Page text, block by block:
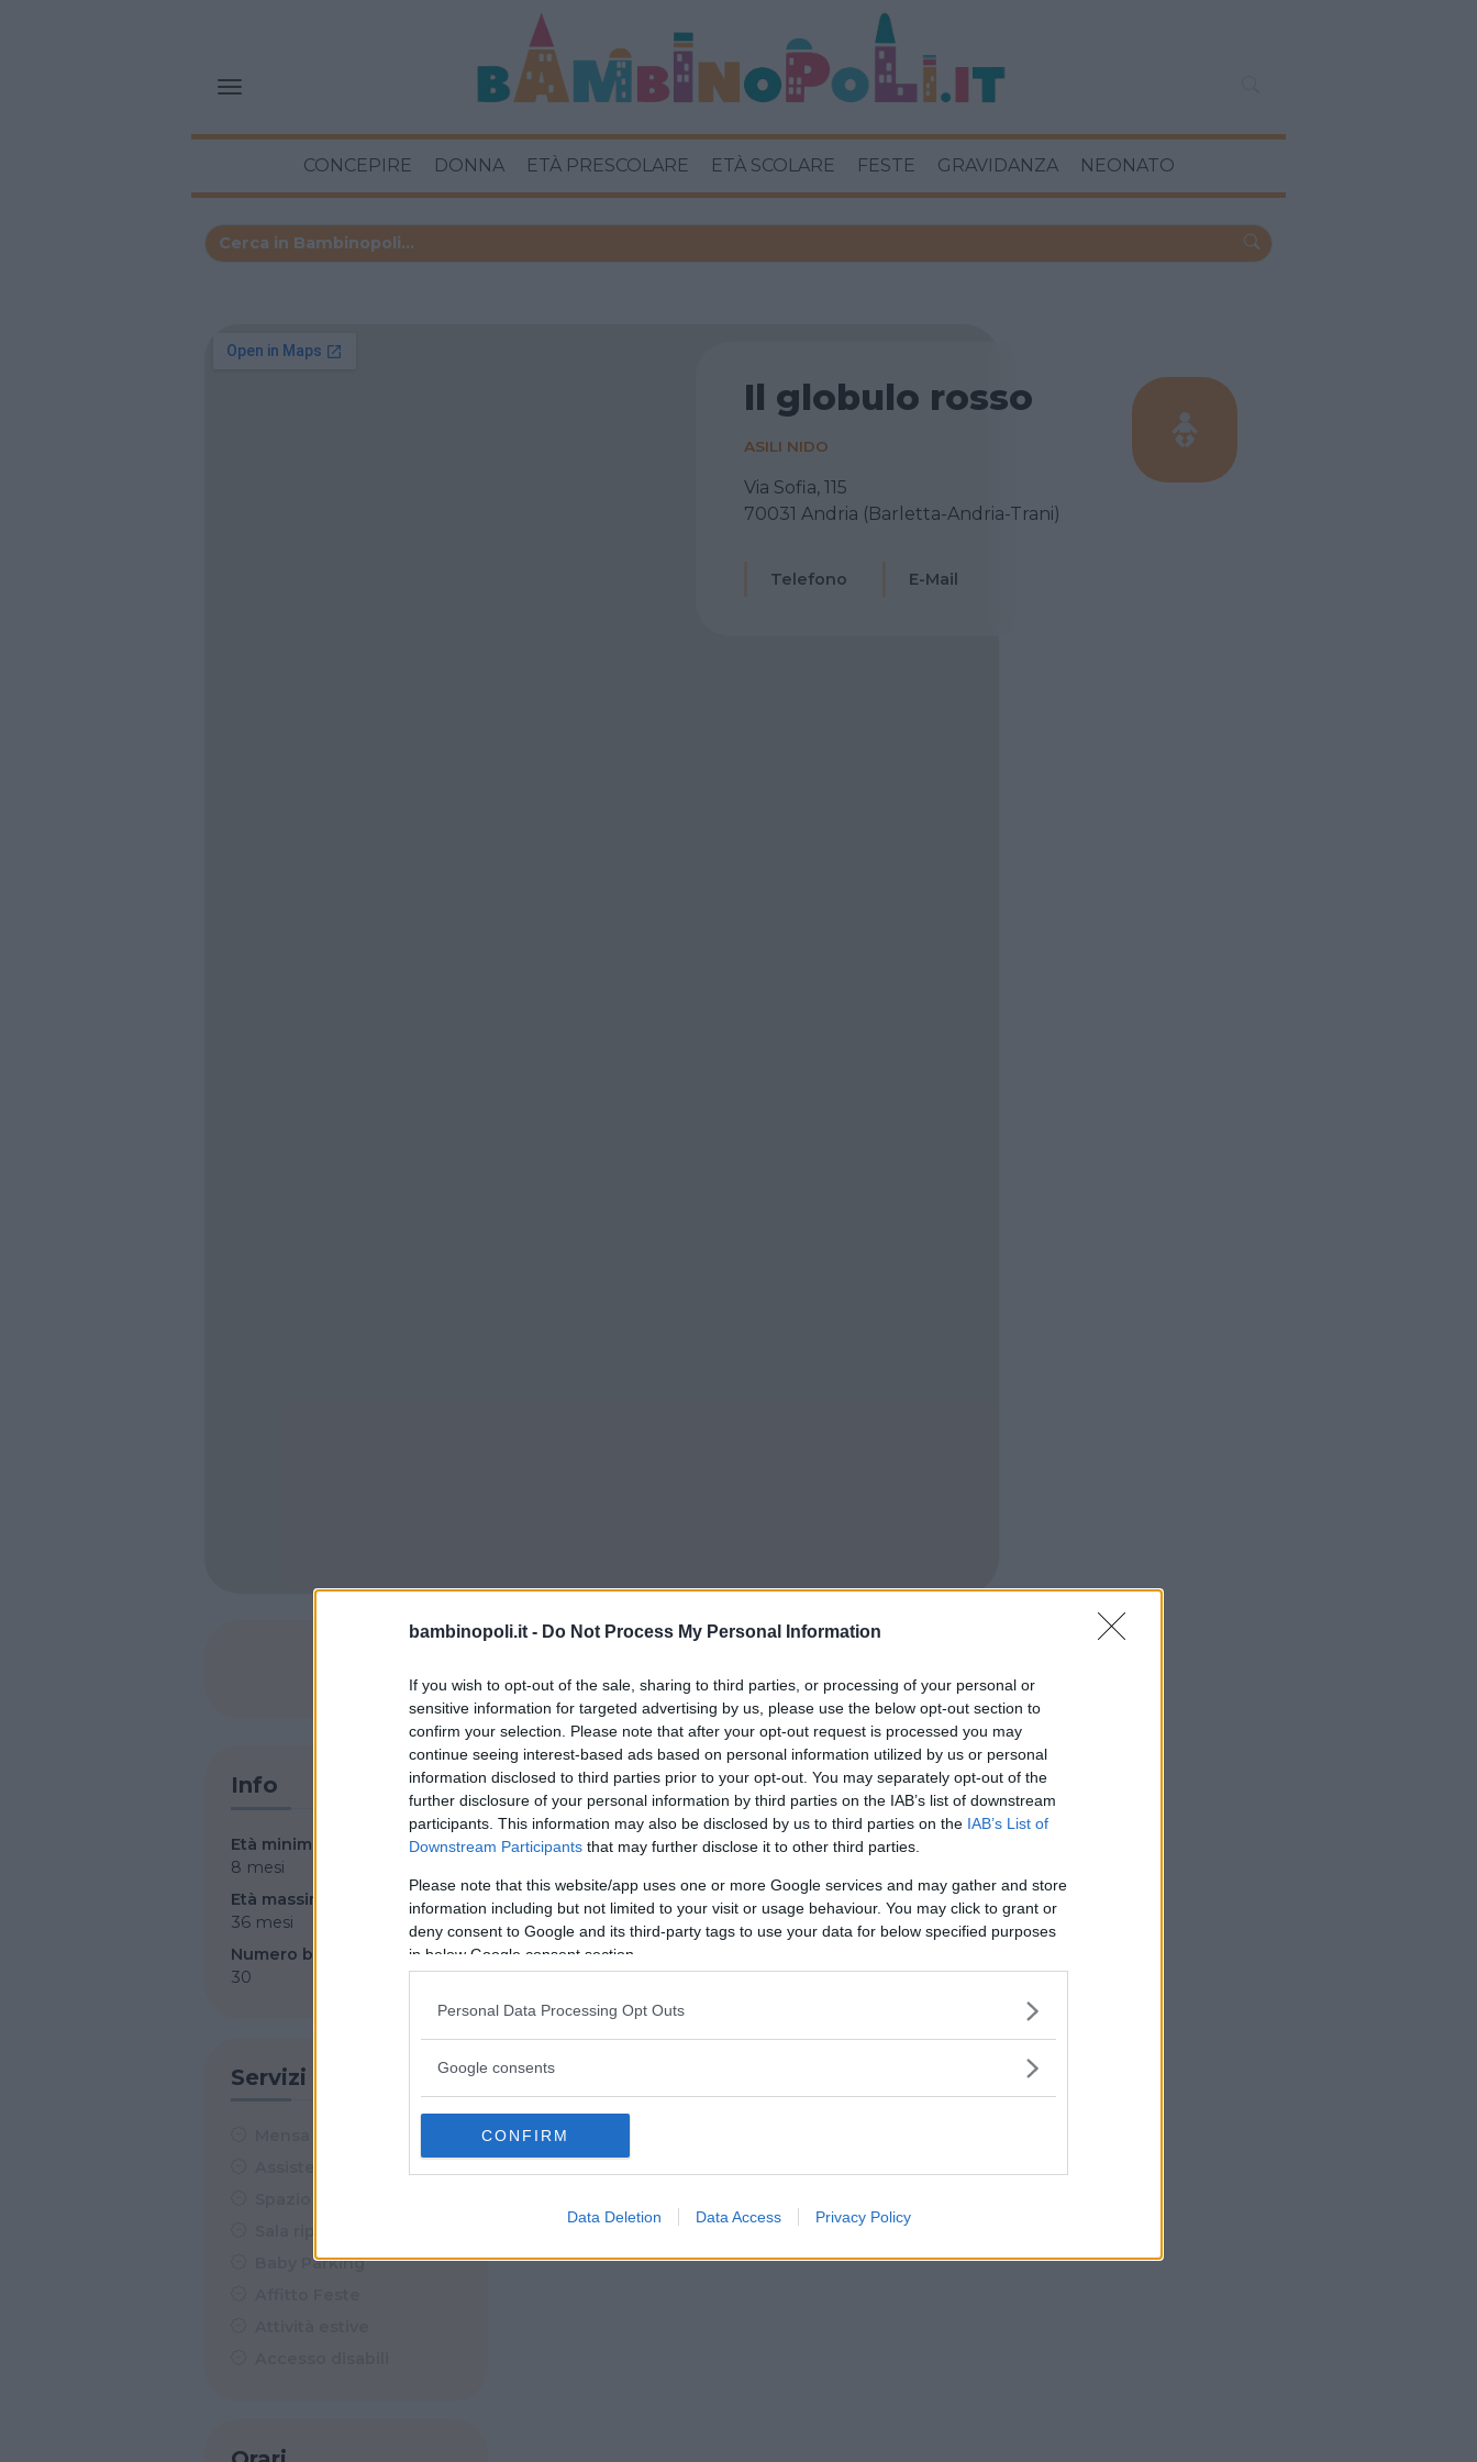
bambinopoli.it - Do Not Process My Personal Information
If you wish to opt-out of the sale, sharing to third parties, or processing of your personal or
sensitive information for targeted advertising by us, please use the below opt-out section to
confirm your selection. Please note that after your opt-out request is processed you may
continue seeing interest-based ads based on personal information utilized by us or personal
information disclosed to third parties prior to your opt-out. You may separately opt-out of the
further disclosure of your personal information by third parties on the IAB’s list of downstream
participants. This information may also be disclosed by us to third parties on the IAB’s List of
Downstream Participants that may further disclose it to other third parties.
Please note that this website/app uses one or more Google services and may gather and store
information including but not limited to your visit or usage behaviour. You may click to grant or
deny consent to Google and its third-party tags to use your data for below specified purposes
in below Google consent section.
Personal Data Processing Opt Outs
Google consents
CONFIRM
Data Deletion Data Access Privacy Policy
CONCEPIRE DONNA ETÀ PRESCOLARE ETÀ SCOLARE FESTE GRAVIDANZA NEONATO
Il globulo rosso
ASILI NIDO
Via Sofia, 115
70031 Andria (Barletta-Andria-Trani)
Telefono E-Mail
Info
Età minima per iscrizione
8 mesi
Età massima per iscrizione
36 mesi
Numero bambini totale
30
Servizi
Baby Parking
Tipo Privato
Commento
Ambiente familiare, suddiviso in 3 zone:
ingresso, zona libera e gazebo che ricrea